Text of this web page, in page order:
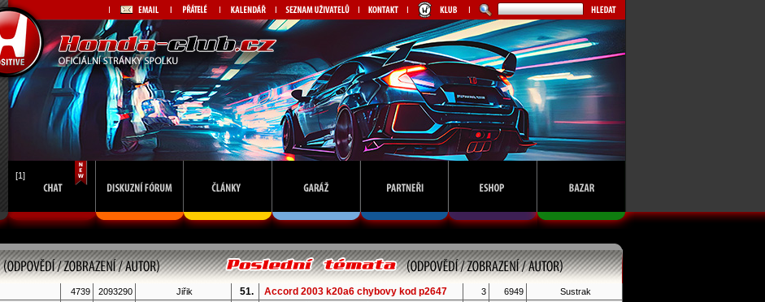
[1]
4739 2093290 Jiřik 51. Accord 2003 k20a6 chybovy kod p2647 3 6949 Sustrak